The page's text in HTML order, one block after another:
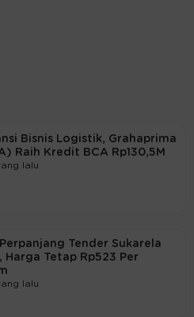
Bisnis Logistik, Grahaprima
Raih Kredit BCA Rp130,5M
lalu
Perpanjang Tender Sukarela
Harga Tetap Rp523 Per
lalu